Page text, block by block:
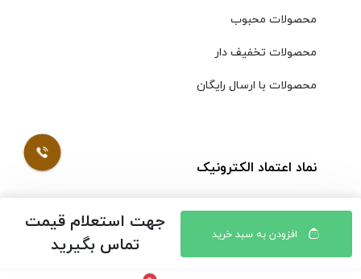
افزودن به سبد خرید
جهت استعلام قیمت
تماس بگیرید
محصولات محبوب
محصولات تخفیف دار
محصولات با ارسال رایگان
نماد اعتماد الکترونیک